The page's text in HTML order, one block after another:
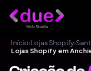
Início›Lojas Shopify›
Lojas Shopify em